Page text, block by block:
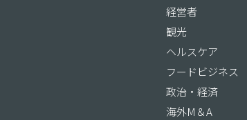
経営者
観光
ヘルスケア
フードビジネス
政治・経済
海外M＆A